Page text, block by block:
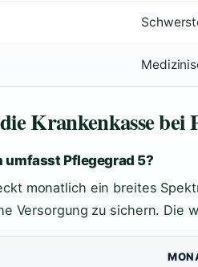
Krankenkasse bei
umfasst Pflegegrad 5?
monatlich ein breites
Versorgung zu sichern. Die